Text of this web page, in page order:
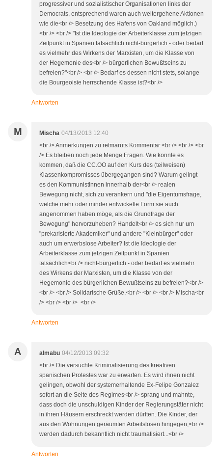
progressiver und sozialistischer Organisationen links der
Democrats, entsprechend waren auch weitergehene Aktionen
wie die<br /> Besetzung des Hafens von Oakland möglich.)
<br /> <br /> "Ist die Ideologie der Arbeiterklasse zum jetzigen
Zeitpunkt in Spanien tatsächlich nicht-bürgerlich - oder bedarf
es vielmehr des Wirkens der Marxisten, um die Klasse von
der Hegemonie des<br /> bürgerlichen Bewußtseins zu
befreien?"<br /> <br /> Bedarf es dessen nicht stets, solange
die Bourgeoisie herrschende Klasse ist?<br />
Antworten
M Mischa 04/13/2013 12:40
<br /> Anmerkungen zu retmaruts Kommentar:<br /> <br /> <br
/> Es bleiben noch jede Menge Fragen. Wie konnte es
kommen, daß die CC.OO auf den Kurs des (teilweisen)
Klassenkompromisses übergegangen sind? Warum gelingt
es den KommunistInnen innerhalb der<br /> realen
Bewegung nicht, sich zu verankern und "die Eigentumsfrage,
welche mehr oder minder entwickelte Form sie auch
angenommen haben möge, als die Grundfrage der
Bewegung" hervorzuheben? Handelt<br /> es sich nur um
"prekarisierte Akademiker" und andere "Kleinbürger" oder
auch um erwerbslose Arbeiter? Ist die Ideologie der
Arbeiterklasse zum jetzigen Zeitpunkt in Spanien
tatsächlich<br /> nicht-bürgerlich - oder bedarf es vielmehr
des Wirkens der Marxisten, um die Klasse von der
Hegemonie des bürgerlichen Bewußtseins zu befreien?<br />
<br /> <br /> Solidarische Grüße,<br /> <br /> <br /> Mischa<br
/> <br /> <br /> <br />
Antworten
A almabu 04/12/2013 09:32
<br /> Die versuchte Kriminalisierung des kreativen
spanischen Protestes war zu erwarten. Es wird ihnen nicht
gelingen, obwohl der systemerhaltende Ex-Felipe Gonzalez
sofort an die Seite des Regimes<br /> sprang und mahnte,
dass doch die unschuldigen Kinder der Regierungstäter nicht
in ihren Häusern erschreckt werden dürften. Die Kinder, der
aus den Wohnungen geräumten Arbeitslosen hingegen,<br />
werden dadurch bekanntlich nicht traumatisiert...<br />
Antworten